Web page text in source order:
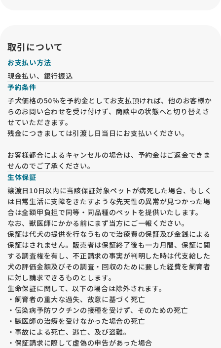
取引について
お支払い方法
現金払い、銀行振込
予約条件
子犬価格の50％を予約金としてお支払頂ければ、他のお客様か
らのお問い合わせを受け付けず、商談中の状態へと切り替えさ
せていただきます。
残金につきましては引渡し日当日にお支払いください。
お客様都合によるキャンセルの場合は、予約金はご返金できま
せんのでご了承ください。
生体保証
譲渡日10日以内に当該保証対象ペットが病死した場合、もしく
は日常生活に支障をきたすような先天性の異常が見つかった場
合は全額甲負担で同等・同品種のペットを提供いたします。
なお、獣医師にかかる前にまず当方にご一報ください。
保証は代犬の提供を行なうもので治療費の保証及び金銭による
保証はされません。販売者は保証終了後も一カ月間、保証に関
する調査権を有し、不正請求の事実が判明した時は代支給した
犬の評価金額及びその調査・回収のために要した経費を飼育者
に対し請求できるものとします。
生命保証に関して、以下の場合は除外されます。
・飼育者の重大な過失、故意に基づく死亡
・伝染病予防ワクチンの接種を受けず、そのための死亡
・獣医師の治療を受けなかった場合の死亡
・事故による死亡、逃亡、及び盗難。
・保証請求に際して虚偽の申告があった場合